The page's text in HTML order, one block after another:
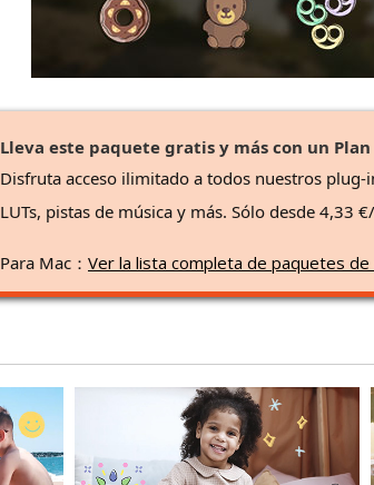
Lleva este paquete gratis y más con un
Disfruta acceso ilimitado a todos nuestros
LUTs, pistas de música y más. Sólo desde 4,33
Para Mac： Ver la lista completa de paquetes